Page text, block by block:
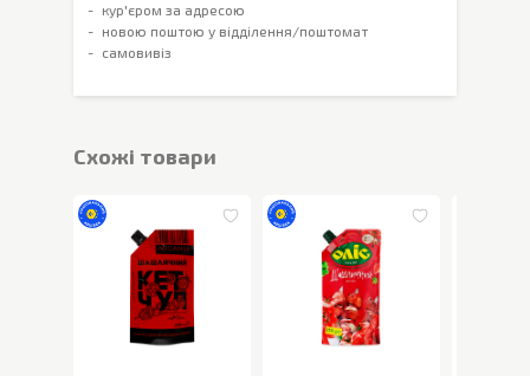
кур'єром за адресою
новою поштою у відділення/поштомат
самовивіз
Cхожі товари